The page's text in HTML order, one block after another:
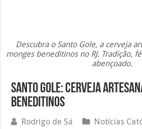
Descubra o Santo Gole, a cerveja
monges beneditinos no RJ. Tradição,
abençoado.
Santo Gole: cerveja
beneditinos
Rodrigo de Sá
Notícias